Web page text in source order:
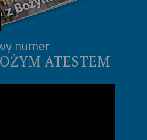
numer
ATESTEM